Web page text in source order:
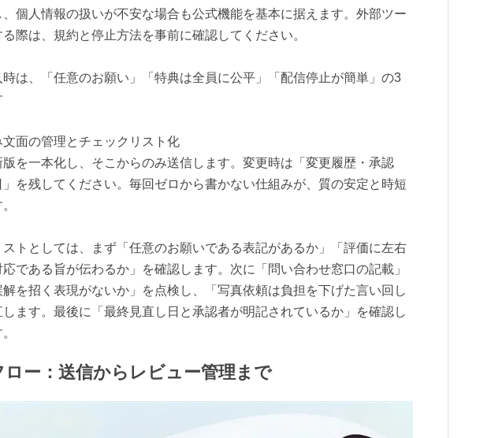
個人情報の扱いが不安な場合も公式機能を基本に据えます。外部ツー
際は、規約と停止方法を事前に確認してください。
時は、「任意のお願い」「特典は全員に公平」「配信停止が簡単」の3
面の管理とチェックリスト化
を一本化し、そこからのみ送信します。変更時は「変更履歴・承認
を残してください。毎回ゼロから書かない仕組みが、質の安定と時短
トとしては、まず「任意のお願いである表記があるか」「評価に左右
応である旨が伝わるか」を確認します。次に「問い合わせ窓口の記載」
解を招く表現がないか」を点検し、「写真依頼は負担を下げた言い回し
ます。最後に「最終見直し日と承認者が明記されているか」を確認し
ロー：送信からレビュー管理まで